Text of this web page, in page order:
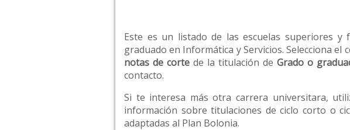
Este es un listado de las escuelas superiores
graduado en Informática y Servicios. Selecciona
notas de corte de la titulación de Grado o
contacto.
Si te interesa más otra carrera universitara,
información sobre titulaciones de ciclo corto o
adaptadas al Plan Bolonia.